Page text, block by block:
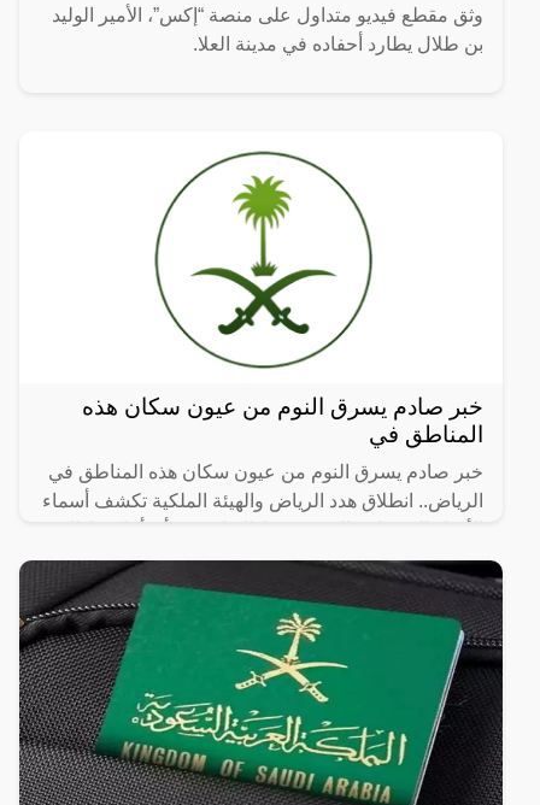
وثق مقطع فيديو متداول على منصة “إكس”، الأمير الوليد
بن طلال يطارد أحفاده في مدينة العلا.
خبر صادم يسرق النوم من عيون سكان هذه
المناطق في
خبر صادم يسرق النوم من عيون سكان هذه المناطق في
الرياض.. انطلاق هدد الرياض والهيئة الملكية تكشف أسماء